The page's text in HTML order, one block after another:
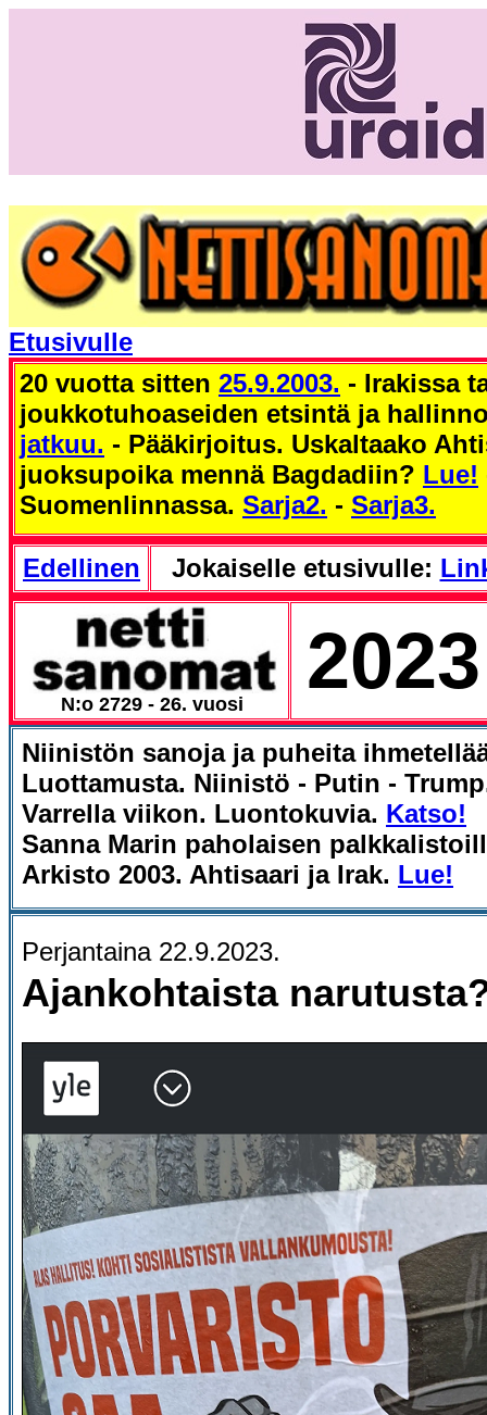
Etusivulle
20 vuotta sitten 25.9.2003. - Irakissa
joukkotuhoaseiden etsintä ja
jatkuu. - Pääkirjoitus. Uskaltaako
juoksupoika mennä Bagdadiin? Lue!
Suomenlinnassa. Sarja2. - Sarja3.
Edellinen Jokaiselle etusivulle:
N:o 2729 - 26. vuosi 2023
Niinistön sanoja ja puheita
Luottamusta. Niinistö - Putin -
Varrella viikon. Luontokuvia. Katso!
Sanna Marin paholaisen
Arkisto 2003. Ahtisaari ja Irak. Lue!
Perjantaina 22.9.2023.
Ajankohtaista